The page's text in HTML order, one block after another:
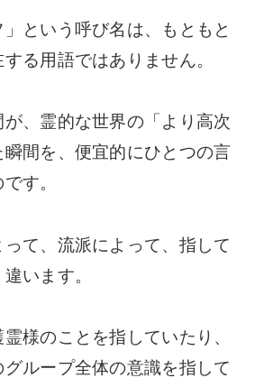
」という呼び名は、もともと
る用語ではありません。
、霊的な世界の「より高次
間を、便宜的にひとつの言
す。
て、流派によって、指して
います。
様のことを指していたり、
ループ全体の意識を指して